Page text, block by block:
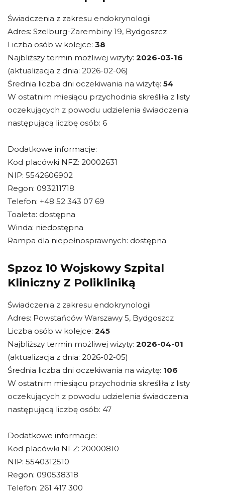
Świadczenia z zakresu endokrynologii
Adres: Szelburg-Zarembiny 19, Bydgoszcz
Liczba osób w kolejce: 38
Najbliższy termin możliwej wizyty: 2026-03-16
(aktualizacja z dnia: 2026-02-06)
Średnia liczba dni oczekiwania na wizytę: 54
W ostatnim miesiącu przychodnia skreśliła z listy
oczekujących z powodu udzielenia świadczenia
następującą liczbę osób: 6
Dodatkowe informacje:
Kod placówki NFZ: 20002631
NIP: 5542606902
Regon: 093211718
Telefon: +48 52 343 07 69
Toaleta: dostępna
Winda: niedostępna
Rampa dla niepełnosprawnych: dostępna
Spzoz 10 Wojskowy Szpital
Kliniczny Z Polikliniką
Świadczenia z zakresu endokrynologii
Adres: Powstańców Warszawy 5, Bydgoszcz
Liczba osób w kolejce: 245
Najbliższy termin możliwej wizyty: 2026-04-01
(aktualizacja z dnia: 2026-02-05)
Średnia liczba dni oczekiwania na wizytę: 106
W ostatnim miesiącu przychodnia skreśliła z listy
oczekujących z powodu udzielenia świadczenia
następującą liczbę osób: 47
Dodatkowe informacje:
Kod placówki NFZ: 20000810
NIP: 5540312510
Regon: 090538318
Telefon: 261 417 300